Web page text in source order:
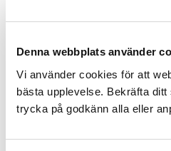
Denna webbplats använder
Vi använder cookies för att
bästa upplevelse. Bekräfta
trycka på godkänn alla eller
229,00kr/m